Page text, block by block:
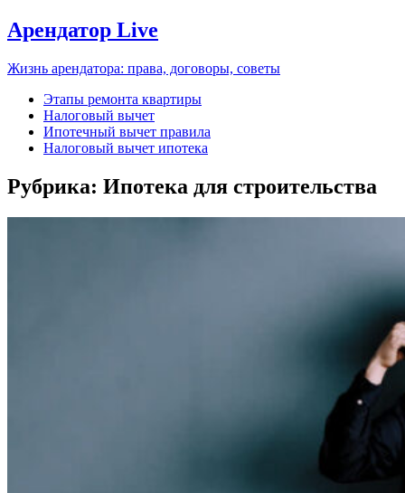
Арендатор Live
Жизнь арендатора: права, договоры, советы
Этапы ремонта квартиры
Налоговый вычет
Ипотечный вычет правила
Налоговый вычет ипотека
Рубрика: Ипотека для строительства